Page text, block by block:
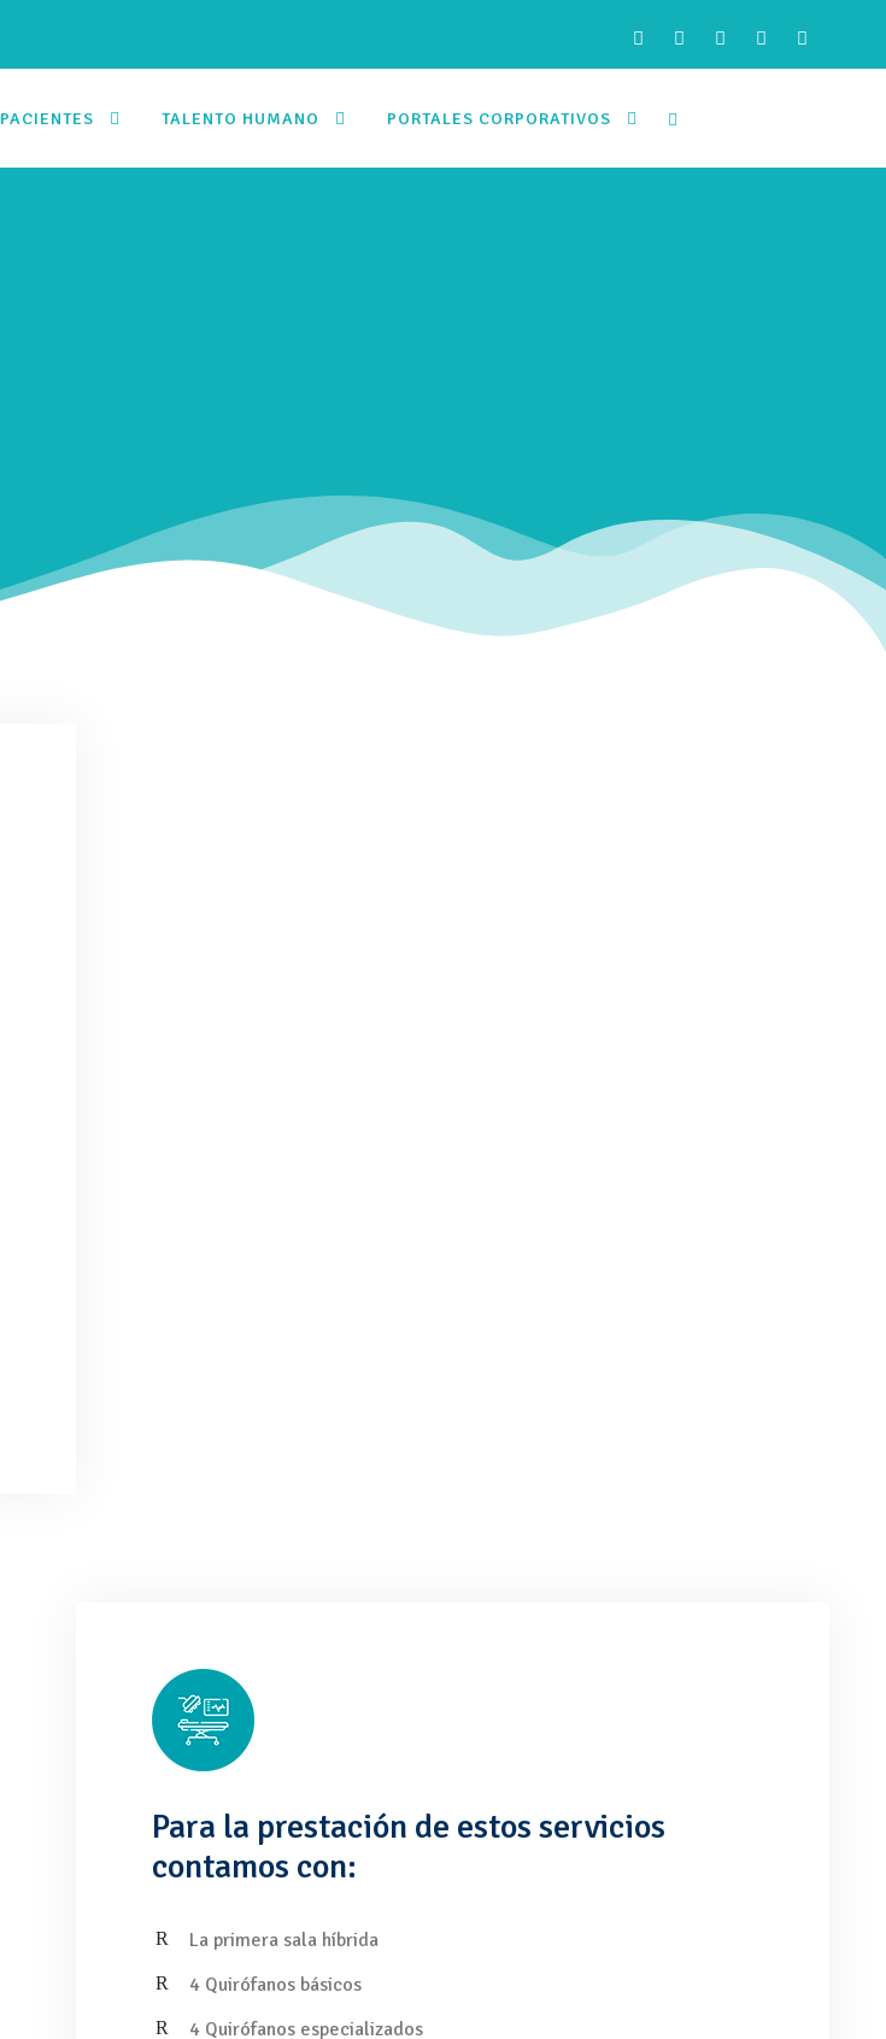
PACIENTES TALENTO HUMANO PORTALES CORPORATIVOS
Para la prestación de estos servicios
contamos con:
La primera sala híbrida
4 Quirófanos básicos
4 Quirófanos especializados